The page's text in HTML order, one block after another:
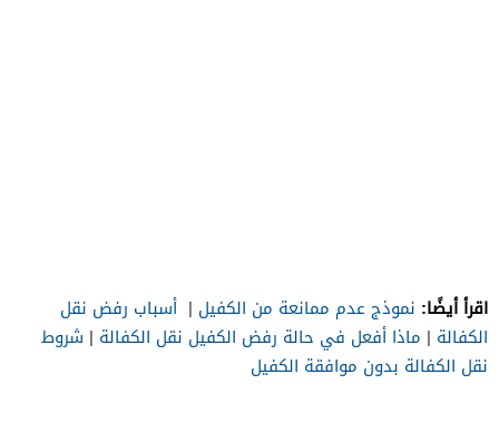
اقرأ أيضًا: نموذج عدم ممانعة من الكفيل | أسباب رفض نقل
الكفالة | ماذا أفعل في حالة رفض الكفيل نقل الكفالة | شروط
نقل الكفالة بدون موافقة الكفيل